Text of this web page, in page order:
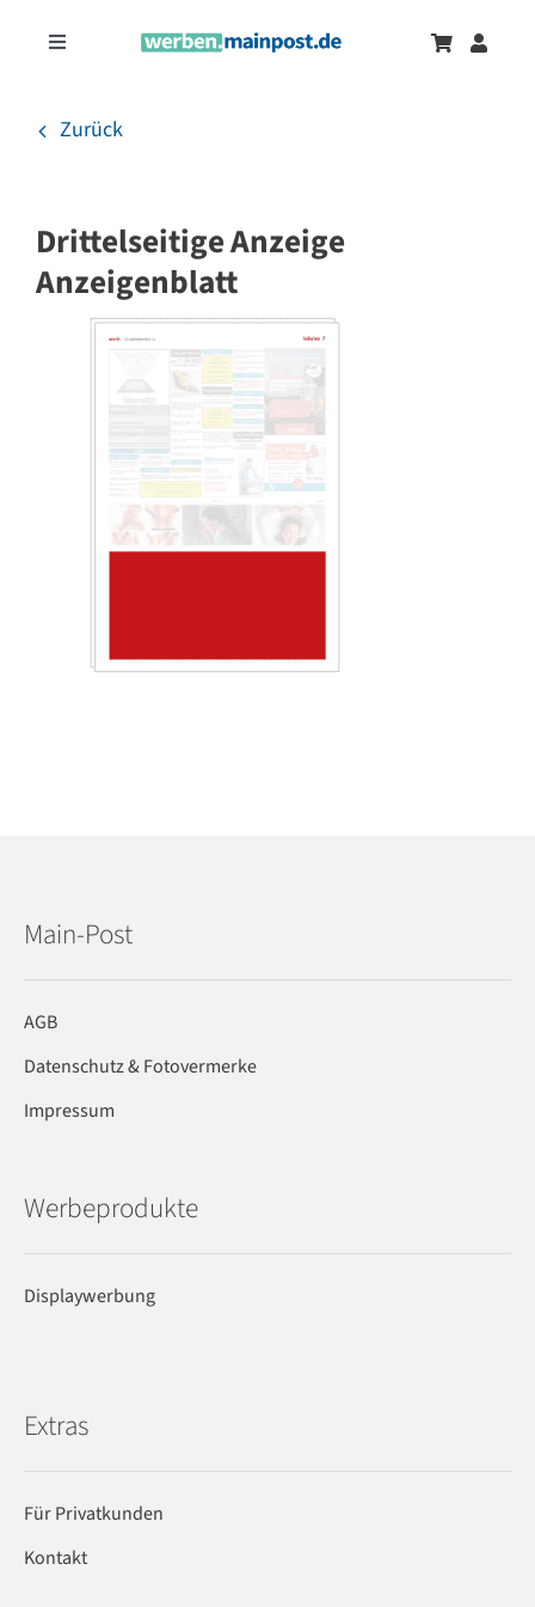
InhaltToggle
Onlinewerbung
Zurück
Drittelseitige Anzeige
Anzeigenblatt
Main-Post
AGB
Datenschutz & Fotovermerke
Impressum
Werbeprodukte
Displaywerbung
Extras
Für Privatkunden
Kontakt